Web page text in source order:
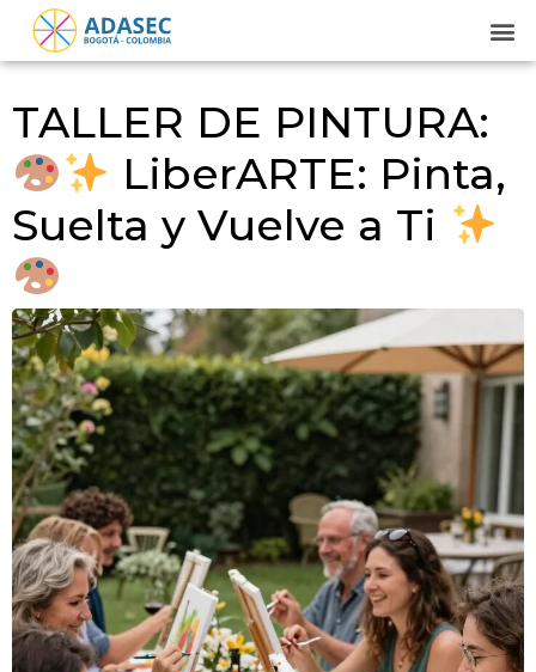
TALLER DE PINTURA:
LiberARTE: Pinta,
Suelta y Vuelve a Ti